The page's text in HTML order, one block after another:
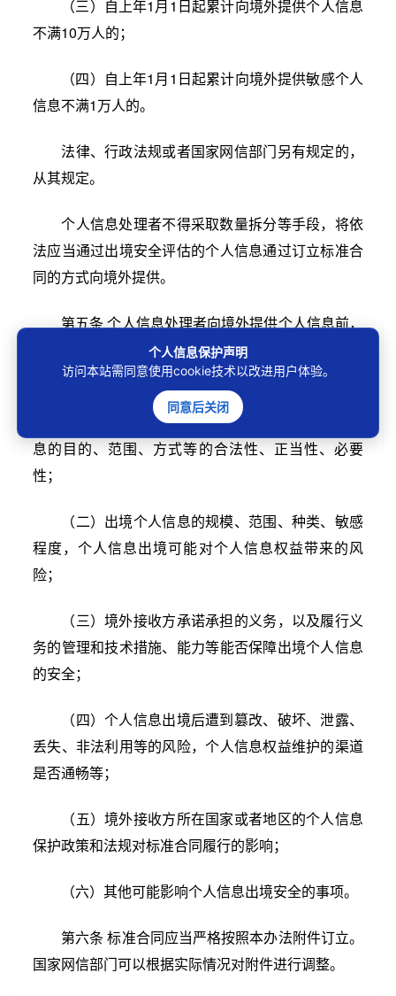
（三）自上年1月1日起累计向境外提供个人信息
不满10万人的；
（四）自上年1月1日起累计向境外提供敏感个人
信息不满1万人的。
法律、行政法规或者国家网信部门另有规定的，
从其规定。
个人信息处理者不得采取数量拆分等手段，将依
法应当通过出境安全评估的个人信息通过订立标准合
同的方式向境外提供。
第五条 个人信息处理者向境外提供个人信息前，
应当开展个人信息保护影响评估，重点评估以下内
（一）个人信息处理者和境外接收方处理个人信
息的目的、范围、方式等的合法性、正当性、必要
性；
（二）出境个人信息的规模、范围、种类、敏感
程度，个人信息出境可能对个人信息权益带来的风
险；
（三）境外接收方承诺承担的义务，以及履行义
务的管理和技术措施、能力等能否保障出境个人信息
的安全；
（四）个人信息出境后遭到篡改、破坏、泄露、
丢失、非法利用等的风险，个人信息权益维护的渠道
是否通畅等；
（五）境外接收方所在国家或者地区的个人信息
保护政策和法规对标准合同履行的影响；
（六）其他可能影响个人信息出境安全的事项。
第六条 标准合同应当严格按照本办法附件订立。
国家网信部门可以根据实际情况对附件进行调整。
个人信息保护声明
访问本站需同意使用cookie技术以改进用户体验。
同意后关闭